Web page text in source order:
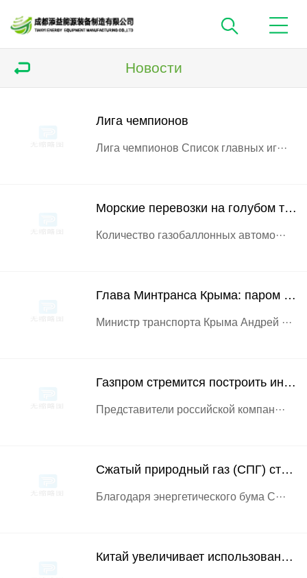
Новости
Лига чемпионов
Лига чемпионов Список главных иг···
Морские перевозки на голубом топл
Количество газобаллонных автомо···
Глава Минтранса Крыма: паром в Кер
Министр транспорта Крыма Андрей ···
Газпром стремится построить инфра
Представители российской компан···
Сжатый природный газ (СПГ) станови
Благодаря энергетического бума С···
Китай увеличивает использование п